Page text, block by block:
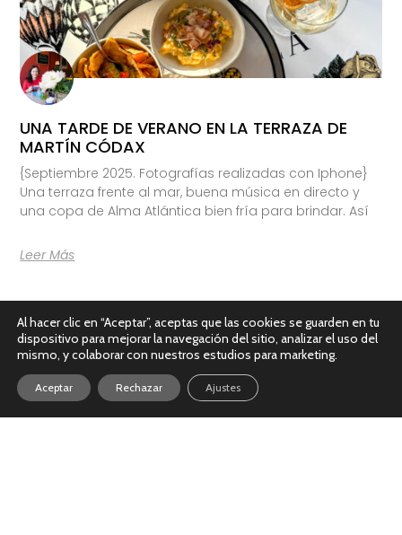
UNA TARDE DE VERANO EN LA TERRAZA DE
MARTÍN CÓDAX
{Septiembre 2025. Fotografías realizadas con Iphone}
Una terraza frente al mar, buena música en directo y
una copa de Alma Atlántica bien fría para brindar. Así
Leer Más
Al hacer clic en “Aceptar”, aceptas que las cookies se guarden en tu
dispositivo para mejorar la navegación del sitio, analizar el uso del
mismo, y colaborar con nuestros estudios para marketing.
Aceptar Rechazar Ajustes